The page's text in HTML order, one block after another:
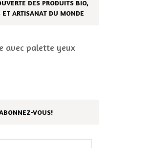
DES PRODUITS BIO,
ET ARTISANAT DU MONDE
VOUS!